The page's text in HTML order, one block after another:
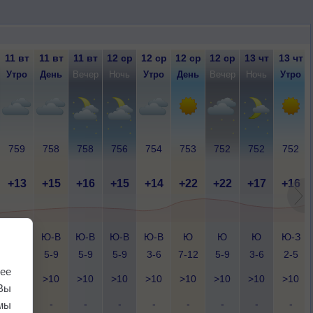
11 вт 11 вт 11 вт 12 ср 12 ср 12 ср 12 ср 13 чт 13 чт
Утро День Вечер Ночь Утро День Вечер Ночь Утро
759 758 758 756 754 753 752 752 752
+13 +15 +16 +15 +14 +22 +22 +17 +16
Ю-В
5-9
Ю-В
5-9
Ю-В
5-9
Ю-В
3-6
Ю
7-12
Ю
5-9
Ю
3-6
Ю-З
2-5
>10 >10 >10 >10 >10 >10 >10 >10 >10
- - - - - - - -